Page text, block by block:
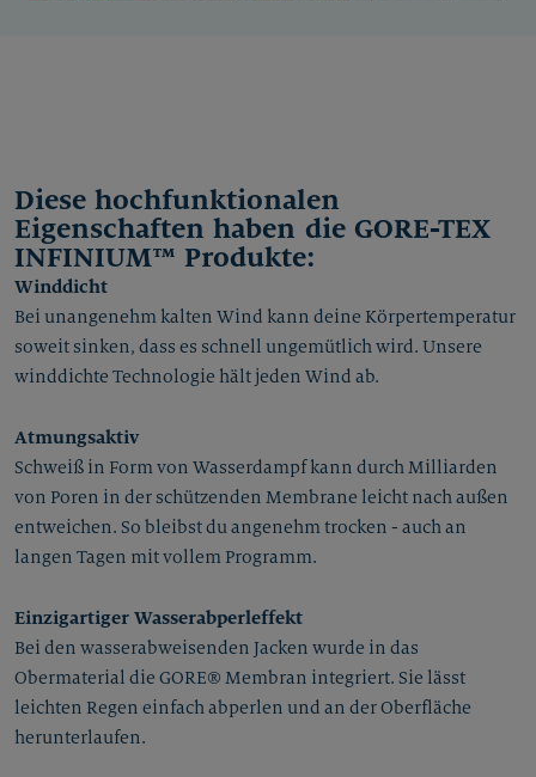
Diese hochfunktionalen
Eigenschaften haben die GORE-TEX
INFINIUM™ Produkte:
Winddicht
Bei unangenehm kalten Wind kann deine Körpertemperatur
soweit sinken, dass es schnell ungemütlich wird. Unsere
winddichte Technologie hält jeden Wind ab.
Atmungsaktiv
Schweiß in Form von Wasserdampf kann durch Milliarden
von Poren in der schützenden Membrane leicht nach außen
entweichen. So bleibst du angenehm trocken - auch an
langen Tagen mit vollem Programm.
Einzigartiger Wasserabperleffekt
Bei den wasserabweisenden Jacken wurde in das
Obermaterial die GORE® Membran integriert. Sie lässt
leichten Regen einfach abperlen und an der Oberfläche
herunterlaufen.